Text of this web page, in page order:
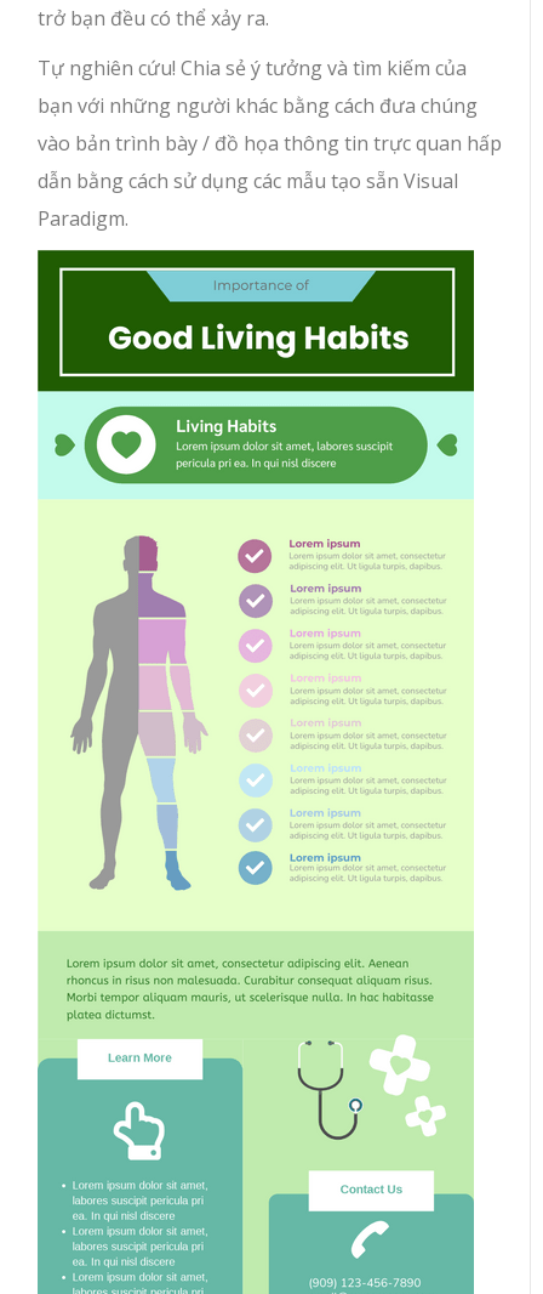
trở bạn đều có thể xảy ra.
Tự nghiên cứu! Chia sẻ ý tưởng và tìm kiếm của
bạn với những người khác bằng cách đưa chúng
vào bản trình bày / đồ họa thông tin trực quan hấp
dẫn bằng cách sử dụng các mẫu tạo sẵn Visual
Paradigm.